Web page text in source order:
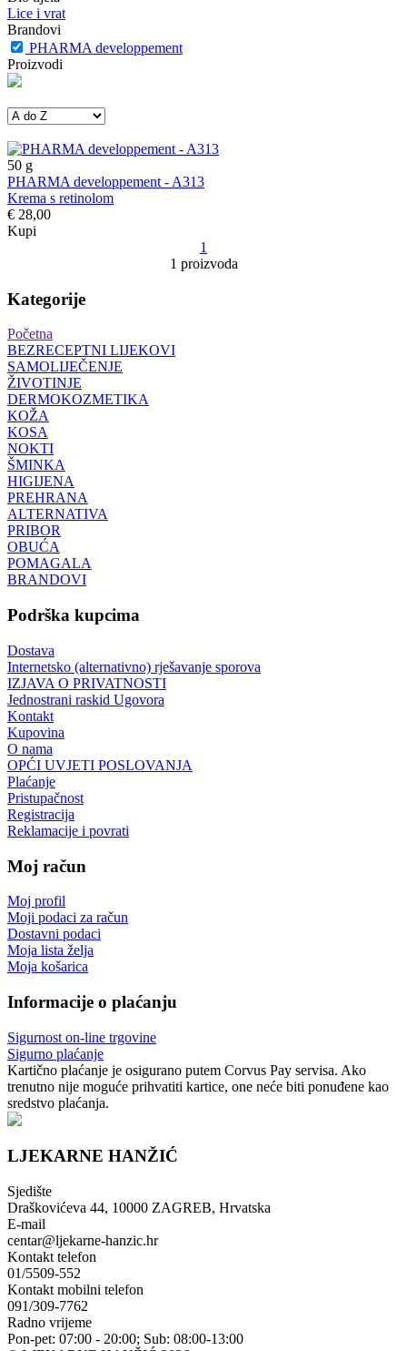
Lice i vrat
Brandovi
PHARMA developpement
Proizvodi
50 g
PHARMA developpement - A313
Krema s retinolom
€ 28,00
Kupi
1
1 proizvoda
Kategorije
Početna
BEZRECEPTNI LIJEKOVI
SAMOLIJEČENJE
ŽIVOTINJE
DERMOKOZMETIKA
KOŽA
KOSA
NOKTI
ŠMINKA
HIGIJENA
PREHRANA
ALTERNATIVA
PRIBOR
OBUĆA
POMAGALA
BRANDOVI
Podrška kupcima
Dostava
Internetsko (alternativno) rješavanje sporova
IZJAVA O PRIVATNOSTI
Jednostrani raskid Ugovora
Kontakt
Kupovina
O nama
OPĆI UVJETI POSLOVANJA
Plaćanje
Pristupačnost
Registracija
Reklamacije i povrati
Moj račun
Moj profil
Moji podaci za račun
Dostavni podaci
Moja lista želja
Moja košarica
Informacije o plaćanju
Sigurnost on-line trgovine
Sigurno plaćanje
Kartično plaćanje je osigurano putem Corvus Pay servisa. Ako
trenutno nije moguće prihvatiti kartice, one neće biti ponuđene kao
sredstvo plaćanja.
LJEKARNE HANŽIĆ
Sjedište
Draškovićeva 44, 10000 ZAGREB, Hrvatska
E-mail
centar@ljekarne-hanzic.hr
Kontakt telefon
01/5509-552
Kontakt mobilni telefon
091/309-7762
Radno vrijeme
Pon-pet: 07:00 - 20:00; Sub: 08:00-13:00